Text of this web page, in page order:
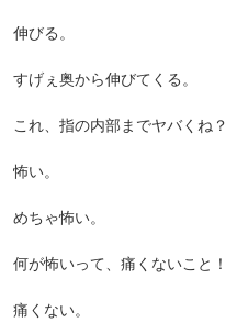
伸びる。
すげぇ奥から伸びてくる。
これ、指の内部までヤバくね？
怖い。
めちゃ怖い。
何が怖いって、痛くないこと！
痛くない。